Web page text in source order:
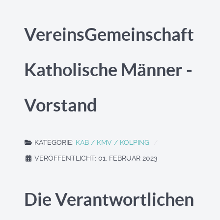
VereinsGemeinschaft
Katholische Männer -
Vorstand
KATEGORIE: KAB / KMV / KOLPING
VERÖFFENTLICHT: 01. FEBRUAR 2023
Die Verantwortlichen